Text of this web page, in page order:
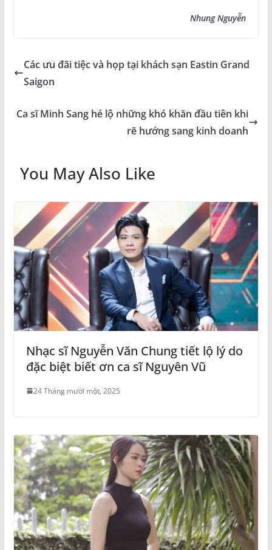
Nhung Nguyễn
Các ưu đãi tiệc và họp tại khách sạn Eastin Grand
Saigon
Ca sĩ Minh Sang hé lộ những khó khăn đầu tiên khi
rẽ hướng sang kinh doanh
You May Also Like
Nhạc sĩ Nguyễn Văn Chung tiết lộ lý do
đặc biệt biết ơn ca sĩ Nguyên Vũ
24 Tháng mười một, 2025